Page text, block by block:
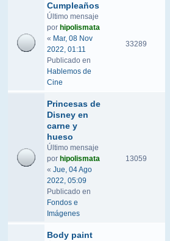
Cumpleaños
Último mensaje
por hipolismata
« Mar, 08 Nov
2022, 01:11
Publicado en
Hablemos de
Cine
33289
Princesas de
Disney en
carne y
hueso
Último mensaje
por hipolismata
« Jue, 04 Ago
2022, 05:09
Publicado en
Fondos e
Imágenes
13059
Body paint